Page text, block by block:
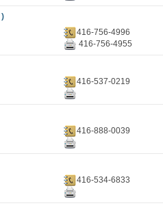
)
416-756-4996
416-756-4955
416-537-0219
416-888-0039
416-534-6833